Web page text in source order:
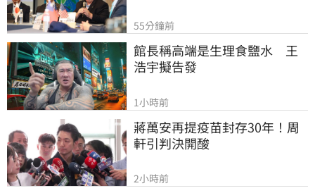
55分鐘前
館長稱高端是生理食鹽水　王
浩宇擬告發
1小時前
蔣萬安再提疫苗封存30年！周
軒引判決開酸
2小時前